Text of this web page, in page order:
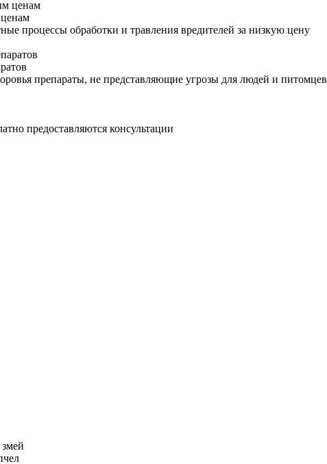
процессы обработки и травления вредителей за низкую цену
препараты, не представляющие угрозы для людей и питомцев
предоставляются консультации